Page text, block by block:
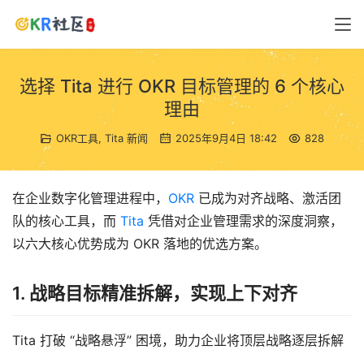
选择 Tita 进行 OKR 目标管理的 6 个核心
理由
OKR工具, Tita 新闻 2025年9月4日 18:42 828
在企业数字化管理进程中， OKR 已成为对齐战略、激活团
队的核心工具，而 Tita 凭借对企业管理需求的深度洞察，
以六大核心优势成为 OKR 落地的优选方案。
1. 战略目标精准拆解，实现上下对齐
Tita 打破 “战略悬浮” 困境，助力企业将顶层战略逐层拆解